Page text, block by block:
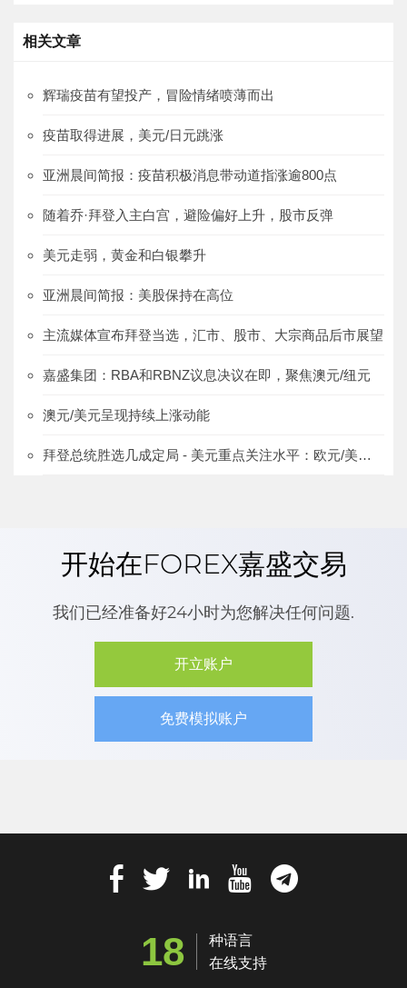
相关文章
辉瑞疫苗有望投产，冒险情绪喷薄而出
疫苗取得进展，美元/日元跳涨
亚洲晨间简报：疫苗积极消息带动道指涨逾800点
随着乔·拜登入主白宫，避险偏好上升，股市反弹
美元走弱，黄金和白银攀升
亚洲晨间简报：美股保持在高位
主流媒体宣布拜登当选，汇市、股市、大宗商品后市展望
嘉盛集团：RBA和RBNZ议息决议在即，聚焦澳元/纽元
澳元/美元呈现持续上涨动能
拜登总统胜选几成定局 - 美元重点关注水平：欧元/美元、美元/日元、澳元/美元
开始在FOREX嘉盛交易
我们已经准备好24小时为您解决任何问题.
开立账户
免费模拟账户
18
种语言
在线支持